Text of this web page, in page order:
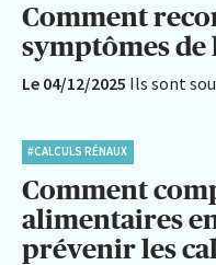
Comment
symptômes de
Le 04/12/2025 Ils sont
#CALCULS RÉNAUX
Comment
alimentaires
prévenir les